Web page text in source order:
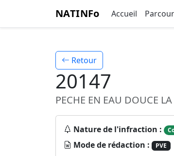
NATINFo Accueil
Retour
20147
PECHE EN EAU DOUCE
Nature de l'infraction :
Mode de rédaction :
PVE